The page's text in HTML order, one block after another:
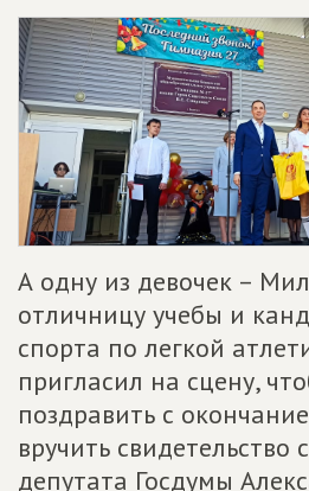
А одну из девочек –
отличницу учебы и
спорта по легкой
пригласил на сцену,
поздравить с
вручить свидетельство
депутата Госдумы